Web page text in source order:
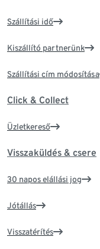
Szállítási idő
Kiszállító partnerünk
Szállítási cím módosítása
Click & Collect
Üzletkereső
Visszaküldés & csere
30 napos elállási jog
Jótállás
Visszatérítés